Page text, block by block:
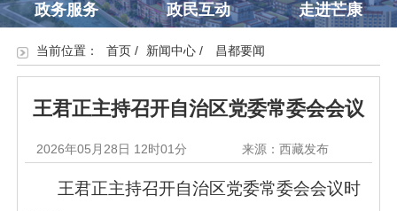
政务服务
政民互动 走进芒康
当前位置： 首页/ 新闻中心/ 昌都要闻
王君正主持召开自治区党委常委会会议
2026年05月28日 12时01分 来源：西藏发布
王君正主持召开自治区党委常委会会议时